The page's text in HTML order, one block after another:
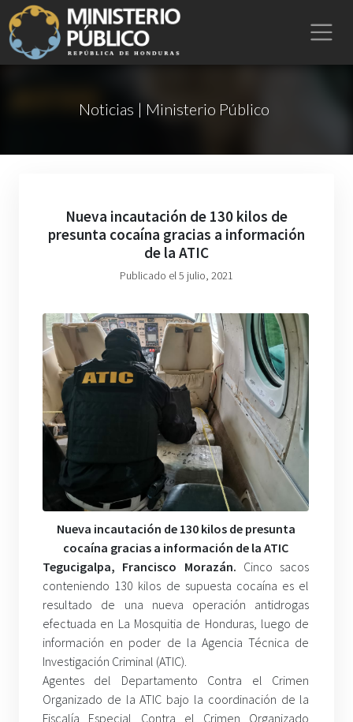
Noticias | Ministerio Público
Nueva incautación de 130 kilos de
presunta cocaína gracias a información
de la ATIC
Publicado el 5 julio, 2021
Nueva incautación de 130 kilos de presunta
cocaína gracias a información de la ATIC
Tegucigalpa, Francisco Morazán. Cinco sacos
conteniendo 130 kilos de supuesta cocaína es el
resultado de una nueva operación antidrogas
efectuada en La Mosquitia de Honduras, luego de
información en poder de la Agencia Técnica de
Investigación Criminal (ATIC).
Agentes del Departamento Contra el Crimen
Organizado de la ATIC bajo la coordinación de la
Fiscalía Especial Contra el Crimen Organizado